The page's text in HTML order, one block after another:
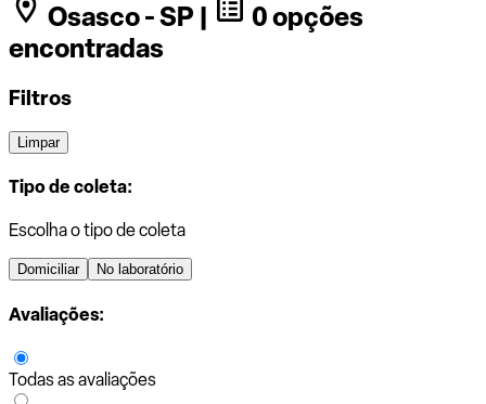
Osasco - SP |
0 opções
encontradas
Filtros
Limpar
Tipo de coleta:
Escolha o tipo de coleta
Domiciliar No laboratório
Avaliações:
Todas as avaliações